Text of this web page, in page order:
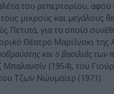
του ρεπερτορίου,
μικρούς και μεγάλους
Πετιπά, για το οποίο
Θέατρο Μαριίνσκι της
και ο βασιλιάς των
(1954), του
Τζων Νώυμαϊερ (1971).